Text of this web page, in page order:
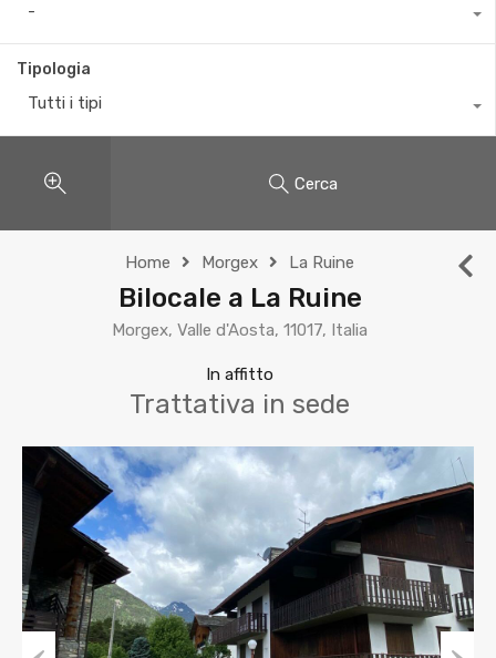
-
Tipologia
Tutti i tipi
Cerca
Home Morgex La Ruine
Bilocale a La Ruine
Morgex, Valle d'Aosta, 11017, Italia
In affitto
Trattativa in sede